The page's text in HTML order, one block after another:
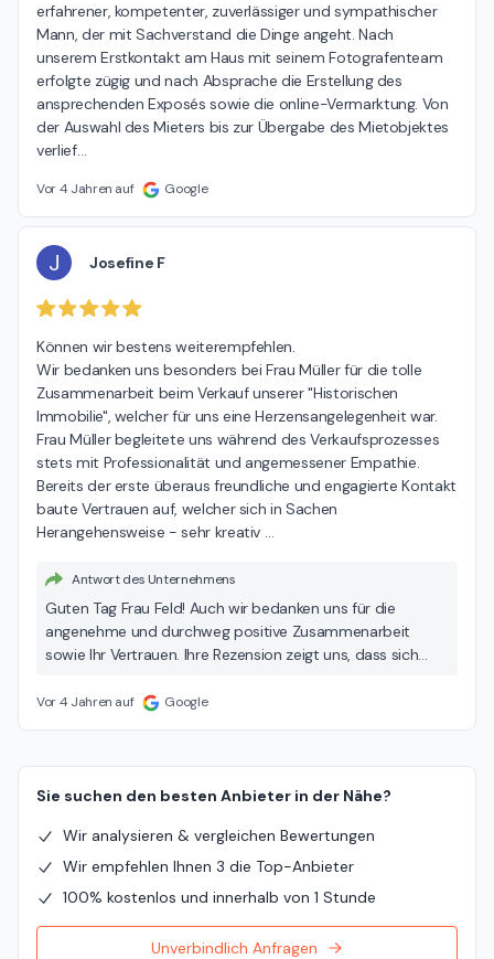
erfahrener, kompetenter, zuverlässiger und sympathischer
Mann, der mit Sachverstand die Dinge angeht. Nach
unserem Erstkontakt am Haus mit seinem Fotografenteam
erfolgte zügig und nach Absprache die Erstellung des
ansprechenden Exposés sowie die online-Vermarktung. Von
der Auswahl des Mieters bis zur Übergabe des Mietobjektes
verlief…
Vor 4 Jahren auf Google
J Josefine F
Können wir bestens weiterempfehlen.
Wir bedanken uns besonders bei Frau Müller für die tolle
Zusammenarbeit beim Verkauf unserer "Historischen
Immobilie", welcher für uns eine Herzensangelegenheit war.
Frau Müller begleitete uns während des Verkaufsprozesses
stets mit Professionalität und angemessener Empathie.
Bereits der erste überaus freundliche und engagierte Kontakt
baute Vertrauen auf, welcher sich in Sachen
Herangehensweise - sehr kreativ …
Antwort des Unternehmens
Guten Tag Frau Feld! Auch wir bedanken uns für die
angenehme und durchweg positive Zusammenarbeit
sowie Ihr Vertrauen. Ihre Rezension zeigt uns, dass sich
auszahlen! Ihr Engel & Völkers Team Pfaffenhofen a. d. Ilm
Vor 4 Jahren auf Google
Sie suchen den besten Anbieter in der Nähe?
Wir analysieren & vergleichen Bewertungen
Wir empfehlen Ihnen 3 die Top-Anbieter
100% kostenlos und innerhalb von 1 Stunde
Unverbindlich Anfragen